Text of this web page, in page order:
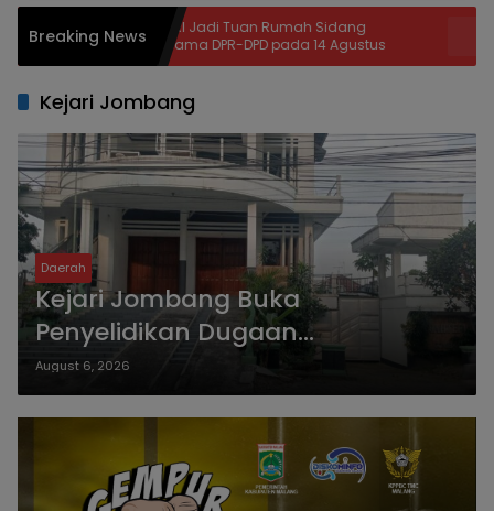
Breaking News
DPD RI Jadi Tuan Rumah Sidang
Bersama DPR-DPD pada 14 Agustus
Perkara
Kejari Jombang
Daerah
Kejari Jombang Buka
Penyelidikan Dugaan
Penyimpangan Pengelolaan KPRI
Sejahtera
August 6, 2026